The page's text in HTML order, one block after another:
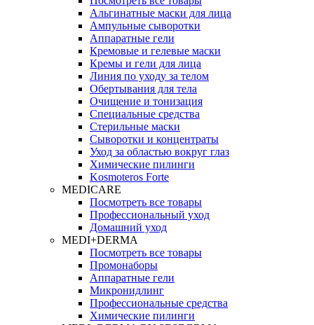
Альгинатные маски для лица
Ампульные сыворотки
Аппаратные гели
Кремовые и гелевые маски
Кремы и гели для лица
Линия по уходу за телом
Обертывания для тела
Очищение и тонизация
Специальные средства
Стерильные маски
Сыворотки и концентраты
Уход за областью вокруг глаз
Химические пилинги
Kosmoteros Forte
MEDICARE
Посмотреть все товары
Профессиональный уход
Домашний уход
MEDI+DERMA
Посмотреть все товары
Промонаборы
Аппаратные гели
Микронидлинг
Профессиональные средства
Химические пилинги